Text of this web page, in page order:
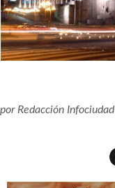
porRedacción Infociudad